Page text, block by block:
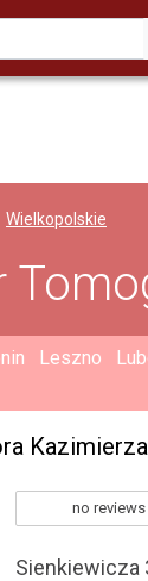
Wielkopolskie
Leszno
no reviews
Sienkiewicza